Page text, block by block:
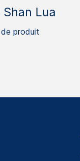
Shan Lua
produit